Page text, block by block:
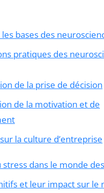
bases des
pratiques des
de la prise de décision
de la motivation et de
la culture d’entreprise
stress dans le monde
et leur impact sur le